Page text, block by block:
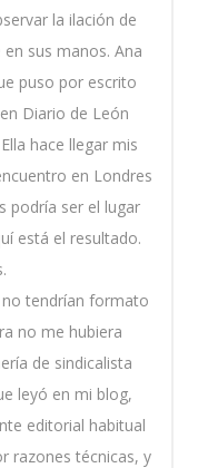
la ilación de
sus manos. Ana
puso por escrito
Diario de León
hace llegar mis
en Londres
podría ser el lugar
está el resultado.
tendrían formato
no me hubiera
de sindicalista
leyó en mi blog,
editorial habitual
razones técnicas, y